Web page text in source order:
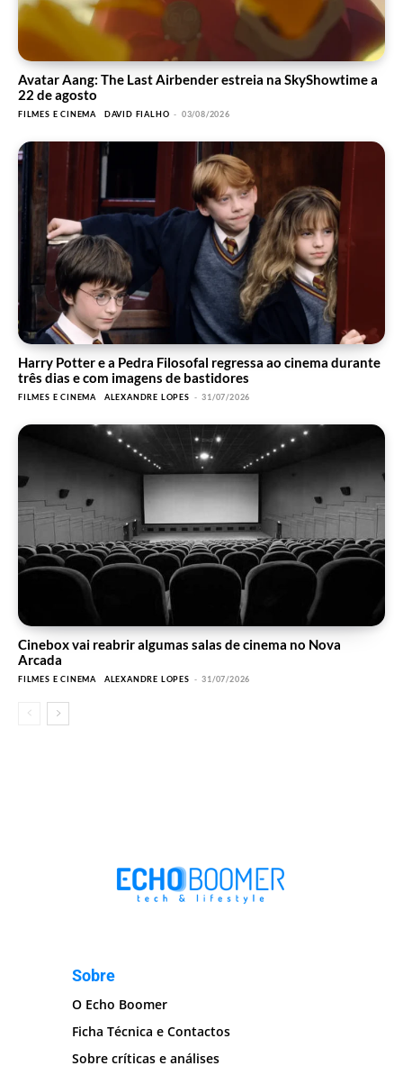
Avatar Aang: The Last Airbender estreia na SkyShowtime a
22 de agosto
FILMES E CINEMA DAVID FIALHO - 03/08/2026
Harry Potter e a Pedra Filosofal regressa ao cinema durante
três dias e com imagens de bastidores
FILMES E CINEMA ALEXANDRE LOPES - 31/07/2026
Cinebox vai reabrir algumas salas de cinema no Nova
Arcada
FILMES E CINEMA ALEXANDRE LOPES - 31/07/2026
Sobre
O Echo Boomer
Ficha Técnica e Contactos
Sobre críticas e análises